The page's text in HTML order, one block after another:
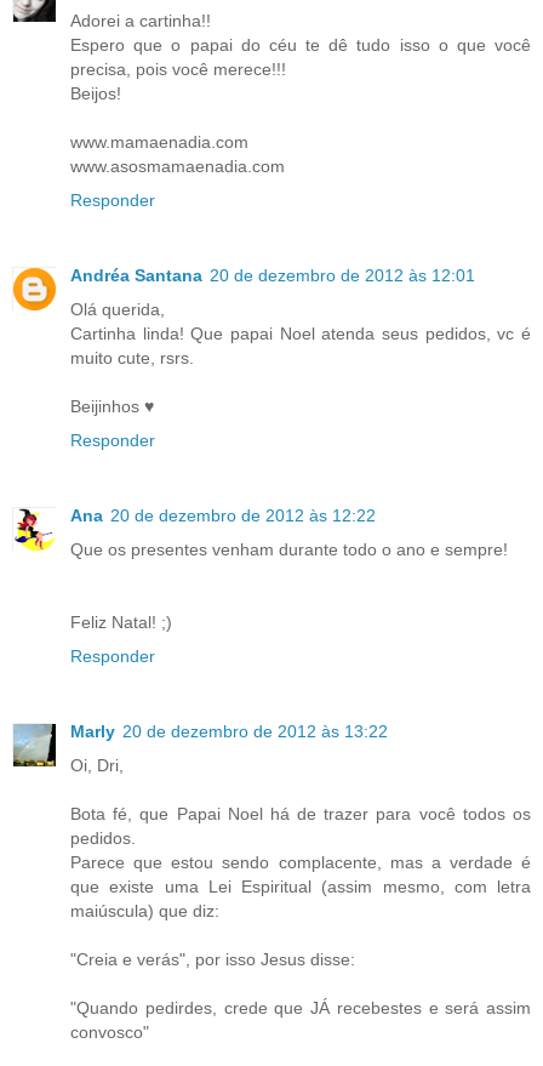
Adorei a cartinha!!
Espero que o papai do céu te dê tudo isso o que você
precisa, pois você merece!!!
Beijos!
www.mamaenadia.com
www.asosmamaenadia.com
Responder
Andréa Santana 20 de dezembro de 2012 às 12:01
Olá querida,
Cartinha linda! Que papai Noel atenda seus pedidos, vc é
muito cute, rsrs.
Beijinhos ♥
Responder
Ana 20 de dezembro de 2012 às 12:22
Que os presentes venham durante todo o ano e sempre!
Feliz Natal! ;)
Responder
Marly 20 de dezembro de 2012 às 13:22
Oi, Dri,
Bota fé, que Papai Noel há de trazer para você todos os
pedidos.
Parece que estou sendo complacente, mas a verdade é
que existe uma Lei Espiritual (assim mesmo, com letra
maiúscula) que diz:
"Creia e verás", por isso Jesus disse:
"Quando pedirdes, crede que JÁ recebestes e será assim
convosco"